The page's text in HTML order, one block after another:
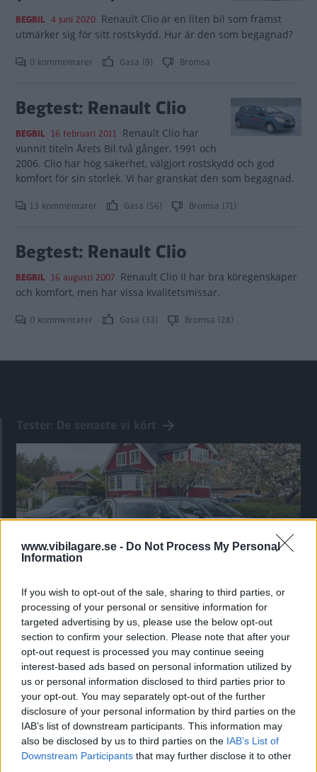
www.vibilagare.se - Do Not Process My Personal
Information
If you wish to opt-out of the sale, sharing to third parties, or
processing of your personal or sensitive information for
targeted advertising by us, please use the below opt-out
section to confirm your selection. Please note that after your
opt-out request is processed you may continue seeing
interest-based ads based on personal information utilized by
us or personal information disclosed to third parties prior to
your opt-out. You may separately opt-out of the further
disclosure of your personal information by third parties on the
IAB’s list of downstream participants. This information may
also be disclosed by us to third parties on the IAB’s List of
Downstream Participants that may further disclose it to other
BEGBIL 4 juni 2020 Renault Clio är en liten bil som främst
utmärker sig för sitt rostskydd. Hur är den som begagnad?
0 kommentarer Gasa (9) Bromsa
Begtest: Renault Clio
BEGBIL 16 februari 2011 Renault Clio har
vunnit titeln Årets Bil två gånger, 1991 och
2006. Clio har hög säkerhet, välgjort rostskydd och god
komfort för sin storlek. Vi har granskat den som begagnad.
13 kommentarer Gasa (56) Bromsa (71)
Begtest: Renault Clio
BEGBIL 16 augusti 2007 Renault Clio II har bra köregenskaper
och komfort, men har vissa kvalitetsmissar.
0 kommentarer Gasa (33) Bromsa (28)
Kia utmanar i kombiklassen – blir omkörd
av ”gamlingen”
Nykomlingen fälls av en besvärande nackdel.